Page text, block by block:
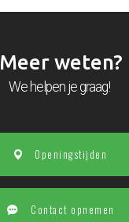
Meer weten?
We helpen je graag!
Openingstijden
Contact opnemen